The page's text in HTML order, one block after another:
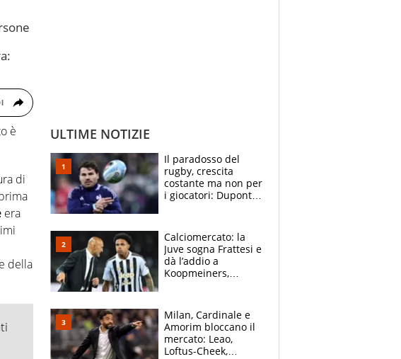
è
di
era
della
ULTIME NOTIZIE
Il paradosso del
rugby, crescita
costante ma non per
i giocatori: Dupont
solo 1,4 milioni
all'anno
Calciomercato: la
Juve sogna Frattesi e
dà l’addio a
Koopmeiners,
scatenata
Milan, Cardinale e
Amorim bloccano il
mercato: Leao,
Loftus-Cheek,